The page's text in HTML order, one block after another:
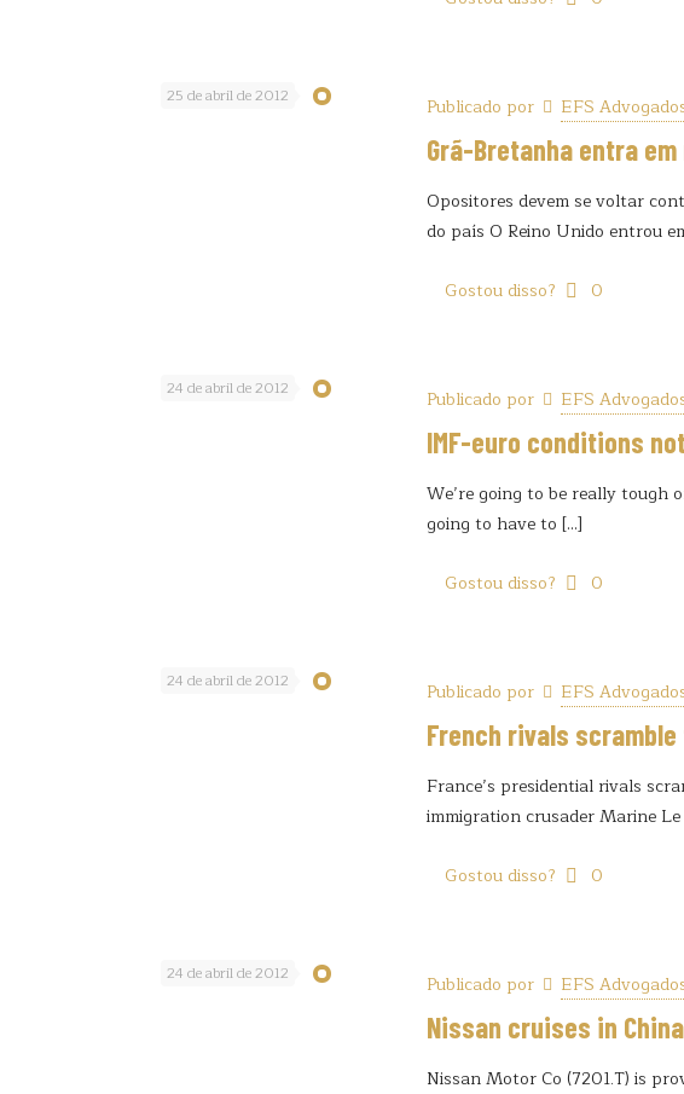
25 de abril de 2012 Publicado por EFS
Grã-Bretanha entra
Opositores devem se voltar
do país O Reino Unido entrou
Gostou disso? 0
24 de abril de 2012 Publicado por EFS
IMF-euro conditions
We’re going to be really
going to have to […]
Gostou disso? 0
24 de abril de 2012 Publicado por EFS
French rivals
France’s presidential rivals
immigration crusader Marine
Gostou disso? 0
24 de abril de 2012 Publicado por EFS
Nissan cruises in
Nissan Motor Co (7201.T) is